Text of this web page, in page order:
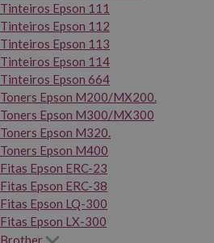
Tinteiros Epson 111
Tinteiros Epson 112
Tinteiros Epson 113
Tinteiros Epson 114
Tinteiros Epson 664
Toners Epson M200/MX200.
Toners Epson M300/MX300
Toners Epson M320.
Toners Epson M400
Fitas Epson ERC-23
Fitas Epson ERC-38
Fitas Epson LQ-300
Fitas Epson LX-300
Brother